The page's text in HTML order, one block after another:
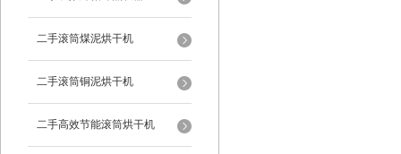
二手滚筒煤泥烘干机
二手滚筒铜泥烘干机
二手高效节能滚筒烘干机